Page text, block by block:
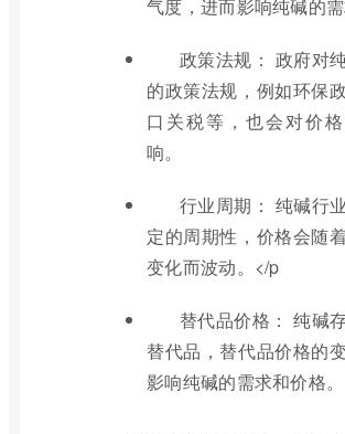
气度，进而影响纯碱的需
政策法规： 政府对
的政策法规，例如环保
口关税等，也会对价
响。
行业周期： 纯碱行
定的周期性，价格会随
变化而波动。</p
替代品价格： 纯碱
替代品，替代品价格的
影响纯碱的需求和价格。